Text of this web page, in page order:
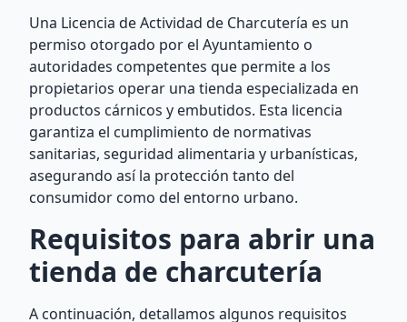
Una Licencia de Actividad de Charcutería es un
permiso otorgado por el Ayuntamiento o
autoridades competentes que permite a los
propietarios operar una tienda especializada en
productos cárnicos y embutidos. Esta licencia
garantiza el cumplimiento de normativas
sanitarias, seguridad alimentaria y urbanísticas,
asegurando así la protección tanto del
consumidor como del entorno urbano.
Requisitos para abrir una
tienda de charcutería
A continuación, detallamos algunos requisitos